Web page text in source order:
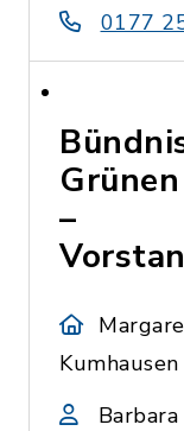
0177
–
Kumhausen